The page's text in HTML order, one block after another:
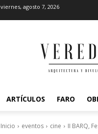
viernes, agosto 7, 2026
ARTÍCULOS FARO
Inicio eventos cine II BARQ,